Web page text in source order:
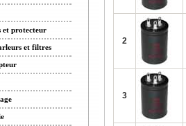
et protecteur
et filtres
2
3